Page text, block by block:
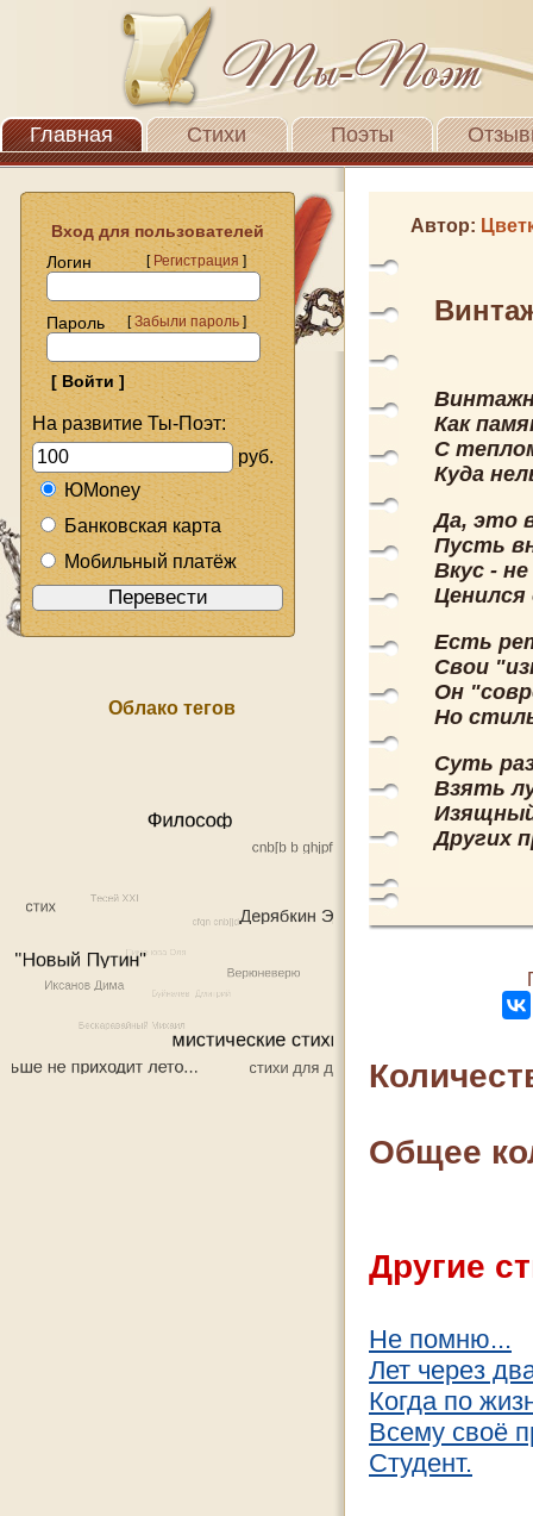
Главная Стихи Поэты
Вход для пользователей
Логин
[Регистрация]
Пароль [Забыли пароль]
На развитие Ты-Поэт:
руб.
ЮMoney
Банковская карта
Мобильный платёж
Облако тегов
Автор:
Как
С
Куда
Да, это
Пусть
Вкус -
Ценился
Есть
Свои
Он
Но
Суть
Взять
Изящный
Других
Общее
Другие
Не помню...
Лет через
Когда по
Всему своё
Студент.